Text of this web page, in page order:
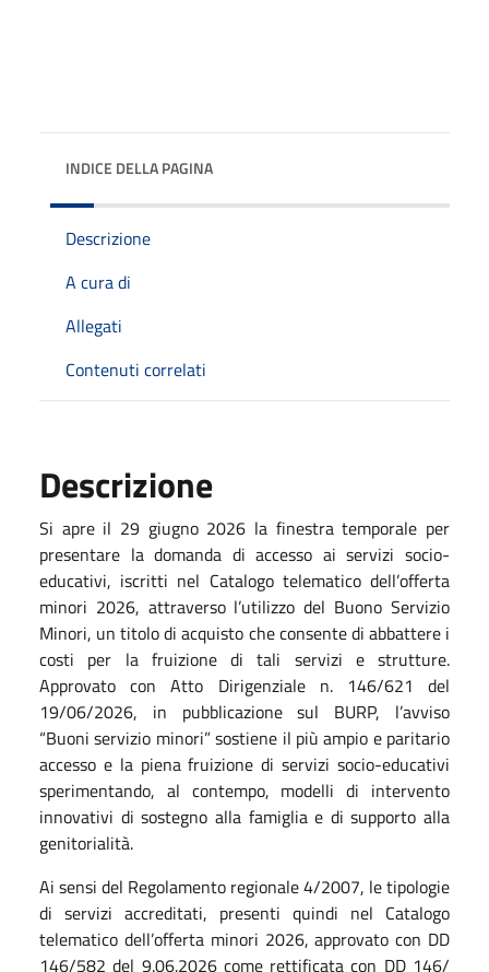
INDICE DELLA PAGINA
Descrizione
A cura di
Allegati
Contenuti correlati
Descrizione
Si apre il 29 giugno 2026 la finestra temporale per
presentare la domanda di accesso ai servizi socio-
educativi, iscritti nel Catalogo telematico dell’offerta
minori 2026, attraverso l’utilizzo del Buono Servizio
Minori, un titolo di acquisto che consente di abbattere i
costi per la fruizione di tali servizi e strutture.
Approvato con Atto Dirigenziale n. 146/621 del
19/06/2026, in pubblicazione sul BURP, l’avviso
“Buoni servizio minori” sostiene il più ampio e paritario
accesso e la piena fruizione di servizi socio-educativi
sperimentando, al contempo, modelli di intervento
innovativi di sostegno alla famiglia e di supporto alla
genitorialità.
Ai sensi del Regolamento regionale 4/2007, le tipologie
di servizi accreditati, presenti quindi nel Catalogo
telematico dell’offerta minori 2026, approvato con DD
146/582 del 9.06.2026 come rettificata con DD 146/